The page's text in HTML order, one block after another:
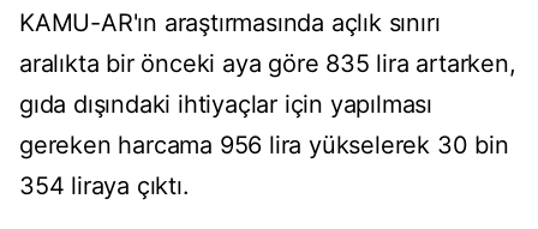
KAMU-AR'ın araştırmasında açlık sınırı
aralıkta bir önceki aya göre 835 lira artarken,
gıda dışındaki ihtiyaçlar için yapılması
gereken harcama 956 lira yükselerek 30 bin
354 liraya çıktı.